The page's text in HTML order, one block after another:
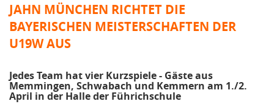
JAHN MÜNCHEN RICHTET DIE
BAYERISCHEN MEISTERSCHAFTEN DER
U19W AUS
Jedes Team hat vier Kurzspiele - Gäste aus
Memmingen, Schwabach und Kemmern am 1./2.
April in der Halle der Führichschule